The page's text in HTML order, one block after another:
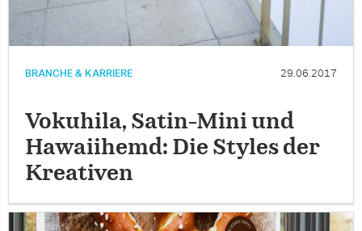
BRANCHE & KARRIERE 29.06.2017
Vokuhila, Satin-Mini und
Hawaiihemd: Die Styles der
Kreativen